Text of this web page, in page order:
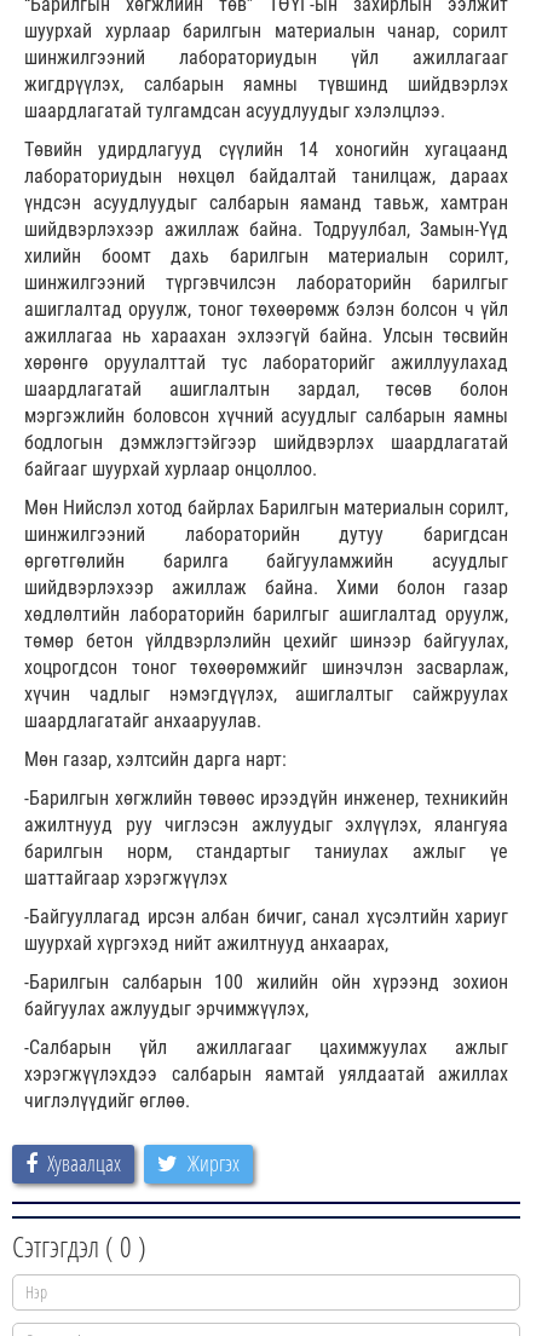
“Барилгын хөгжлийн төв” ТӨҮГ-ын захирлын ээлжит
шуурхай хурлаар барилгын материалын чанар, сорилт
шинжилгээний лабораториудын үйл ажиллагааг
жигдрүүлэх, салбарын яамны түвшинд шийдвэрлэх
шаардлагатай тулгамдсан асуудлуудыг хэлэлцлээ.
Төвийн удирдлагууд сүүлийн 14 хоногийн хугацаанд
лабораториудын нөхцөл байдалтай танилцаж, дараах
үндсэн асуудлуудыг салбарын яаманд тавьж, хамтран
шийдвэрлэхээр ажиллаж байна. Тодруулбал, Замын-Үүд
хилийн боомт дахь барилгын материалын сорилт,
шинжилгээний түргэвчилсэн лабораторийн барилгыг
ашиглалтад оруулж, тоног төхөөрөмж бэлэн болсон ч үйл
ажиллагаа нь хараахан эхлээгүй байна. Улсын төсвийн
хөрөнгө оруулалттай тус лабораторийг ажиллуулахад
шаардлагатай ашиглалтын зардал, төсөв болон
мэргэжлийн боловсон хүчний асуудлыг салбарын яамны
бодлогын дэмжлэгтэйгээр шийдвэрлэх шаардлагатай
байгааг шуурхай хурлаар онцоллоо.
Мөн Нийслэл хотод байрлах Барилгын материалын сорилт,
шинжилгээний лабораторийн дутуу баригдсан
өргөтгөлийн барилга байгууламжийн асуудлыг
шийдвэрлэхээр ажиллаж байна. Хими болон газар
хөдлөлтийн лабораторийн барилгыг ашиглалтад оруулж,
төмөр бетон үйлдвэрлэлийн цехийг шинээр байгуулах,
хоцрогдсон тоног төхөөрөмжийг шинэчлэн засварлаж,
хүчин чадлыг нэмэгдүүлэх, ашиглалтыг сайжруулах
шаардлагатайг анхааруулав.
Мөн газар, хэлтсийн дарга нарт:
-Барилгын хөгжлийн төвөөс ирээдүйн инженер, техникийн
ажилтнууд руу чиглэсэн ажлуудыг эхлүүлэх, ялангуяа
барилгын норм, стандартыг таниулах ажлыг үе
шаттайгаар хэрэгжүүлэх
-Байгууллагад ирсэн албан бичиг, санал хүсэлтийн хариуг
шуурхай хүргэхэд нийт ажилтнууд анхаарах,
-Барилгын салбарын 100 жилийн ойн хүрээнд зохион
байгуулах ажлуудыг эрчимжүүлэх,
-Салбарын үйл ажиллагааг цахимжуулах ажлыг
хэрэгжүүлэхдээ салбарын яамтай уялдаатай ажиллах
чиглэлүүдийг өглөө.
Хуваалцах Жиргэх
Сэтгэгдэл ( 0 )